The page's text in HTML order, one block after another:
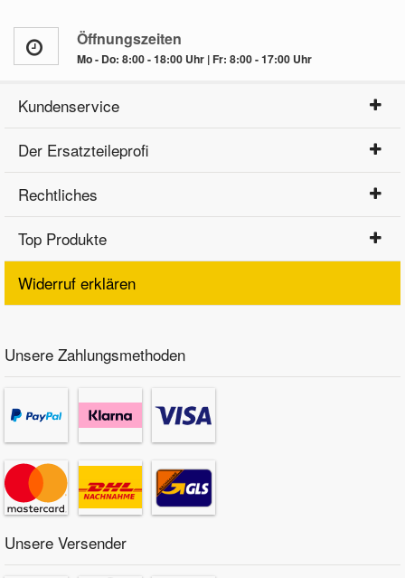
Öffnungszeiten
Mo - Do: 8:00 - 18:00 Uhr | Fr: 8:00 - 17:00 Uhr
Kundenservice
Der Ersatzteileprofi
Rechtliches
Top Produkte
Widerruf erklären
Unsere Zahlungsmethoden
Unsere Versender